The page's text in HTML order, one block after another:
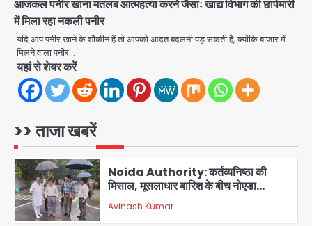
आजकल पनीर खाना मतलब आत्महत्या करने जैसाः खाद्य विभाग की छापेमारी
में मिला रहा नकली पनीर
यदि आप पनीर खाने के शौकीन हैं तो आपको आदत बदलनी पड़ सकती है, क्योंकि बाजार में
मिलने वाला पनीर…
यहां से शेयर करें
>> ताजा खबरें
5
एक्टिंग डेब्यू फिल्म विजुअली स्ट्राइकिंग लेकिन
स्क्रीनप्ले में कमजोर, लेकिन कहानी अधूरी रह
1
Felix Hospital Noida: फेलिक्स
2
Noida Authority: कर्तव्यनिष्ठा की
मिसाल, मूसलाधार बारिश के बीच नोएडा
प्राधिकरण ने संभाला मोर्चा, सेक्टर 105
आरडब्ल्यूए ने जताया आभार
Avinash Kumar